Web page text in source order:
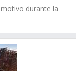
durante la